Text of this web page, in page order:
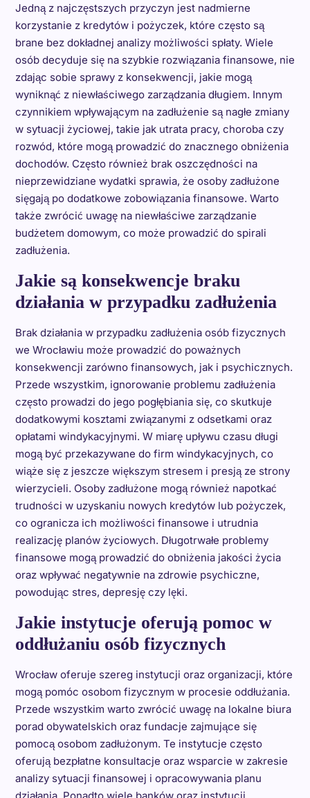
Jedną z najczęstszych przyczyn jest nadmierne
korzystanie z kredytów i pożyczek, które często są
brane bez dokładnej analizy możliwości spłaty. Wiele
osób decyduje się na szybkie rozwiązania finansowe, nie
zdając sobie sprawy z konsekwencji, jakie mogą
wyniknąć z niewłaściwego zarządzania długiem. Innym
czynnikiem wpływającym na zadłużenie są nagłe zmiany
w sytuacji życiowej, takie jak utrata pracy, choroba czy
rozwód, które mogą prowadzić do znacznego obniżenia
dochodów. Często również brak oszczędności na
nieprzewidziane wydatki sprawia, że osoby zadłużone
sięgają po dodatkowe zobowiązania finansowe. Warto
także zwrócić uwagę na niewłaściwe zarządzanie
budżetem domowym, co może prowadzić do spirali
zadłużenia.
Jakie są konsekwencje braku
działania w przypadku zadłużenia
Brak działania w przypadku zadłużenia osób fizycznych
we Wrocławiu może prowadzić do poważnych
konsekwencji zarówno finansowych, jak i psychicznych.
Przede wszystkim, ignorowanie problemu zadłużenia
często prowadzi do jego pogłębiania się, co skutkuje
dodatkowymi kosztami związanymi z odsetkami oraz
opłatami windykacyjnymi. W miarę upływu czasu długi
mogą być przekazywane do firm windykacyjnych, co
wiąże się z jeszcze większym stresem i presją ze strony
wierzycieli. Osoby zadłużone mogą również napotkać
trudności w uzyskaniu nowych kredytów lub pożyczek,
co ogranicza ich możliwości finansowe i utrudnia
realizację planów życiowych. Długotrwałe problemy
finansowe mogą prowadzić do obniżenia jakości życia
oraz wpływać negatywnie na zdrowie psychiczne,
powodując stres, depresję czy lęki.
Jakie instytucje oferują pomoc w
oddłużaniu osób fizycznych
Wrocław oferuje szereg instytucji oraz organizacji, które
mogą pomóc osobom fizycznym w procesie oddłużania.
Przede wszystkim warto zwrócić uwagę na lokalne biura
porad obywatelskich oraz fundacje zajmujące się
pomocą osobom zadłużonym. Te instytucje często
oferują bezpłatne konsultacje oraz wsparcie w zakresie
analizy sytuacji finansowej i opracowywania planu